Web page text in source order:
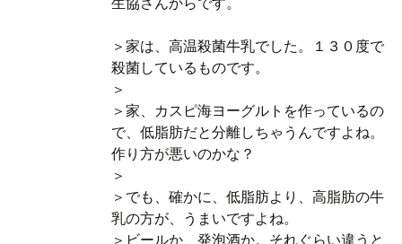
＞家は、高温殺菌牛乳でした。１３０度で
殺菌しているものです。
＞
＞家、カスピ海ヨーグルトを作っているの
で、低脂肪だと分離しちゃうんですよね。
作り方が悪いのかな？
＞
＞でも、確かに、低脂肪より、高脂肪の牛
乳の方が、うまいですよね。
＞ビールか、発泡酒か。それぐらい違うと